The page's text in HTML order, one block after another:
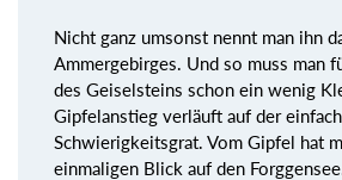
Nicht ganz umsonst nennt man ihn
Ammergebirges. Und so muss man
des Geiselsteins schon ein wenig
Gipfelanstieg verläuft auf der
Schwierigkeitsgrat. Vom Gipfel hat
einmaligen Blick auf den